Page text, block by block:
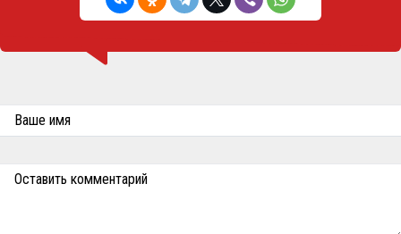
Ваше имя
Оставить комментарий